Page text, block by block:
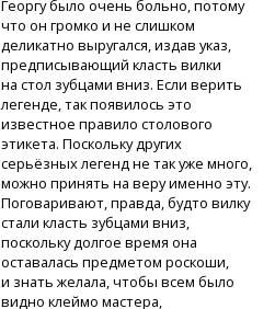
Георгу было очень больно, потому
что он громко и не слишком
деликатно выругался, издав указ,
предписывающий класть вилки
на стол зубцами вниз. Если верить
легенде, так появилось это
известное правило столового
этикета. Поскольку других
серьёзных легенд не так уже много,
можно принять на веру именно эту.
Поговаривают, правда, будто вилку
стали класть зубцами вниз,
поскольку долгое время она
оставалась предметом роскоши,
и знать желала, чтобы всем было
видно клеймо мастера,